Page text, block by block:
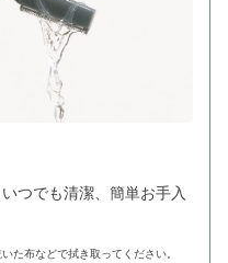
つでも清潔、簡単お手入
た布などで拭き取ってください。